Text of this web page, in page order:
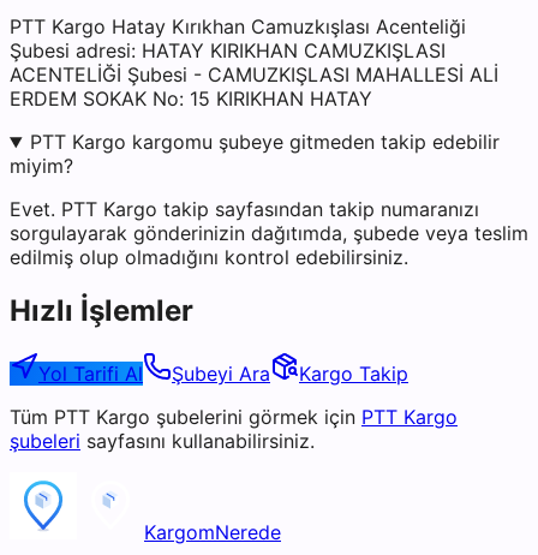
PTT Kargo Hatay Kırıkhan Camuzkışlası Acenteliği
Şubesi adresi: HATAY KIRIKHAN CAMUZKIŞLASI
ACENTELİĞİ Şubesi - CAMUZKIŞLASI MAHALLESİ ALİ
ERDEM SOKAK No: 15 KIRIKHAN HATAY
PTT Kargo kargomu şubeye gitmeden takip edebilir
miyim?
Evet. PTT Kargo takip sayfasından takip numaranızı
sorgulayarak gönderinizin dağıtımda, şubede veya teslim
edilmiş olup olmadığını kontrol edebilirsiniz.
Hızlı İşlemler
Yol Tarifi Al Şubeyi Ara
Kargo Takip
Tüm PTT Kargo şubelerini görmek için PTT Kargo
şubeleri sayfasını kullanabilirsiniz.
KargomNerede